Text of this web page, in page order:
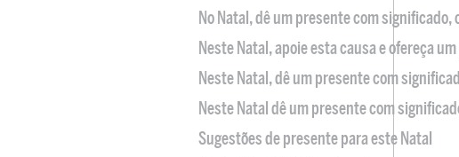
No Natal, dê um presente com
Neste Natal, apoie esta causa e ofereça
Neste Natal, dê um presente com
Neste Natal dê um presente com
Sugestões de presente para este Natal